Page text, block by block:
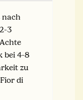
nach
3
bei 4-8
zu
di